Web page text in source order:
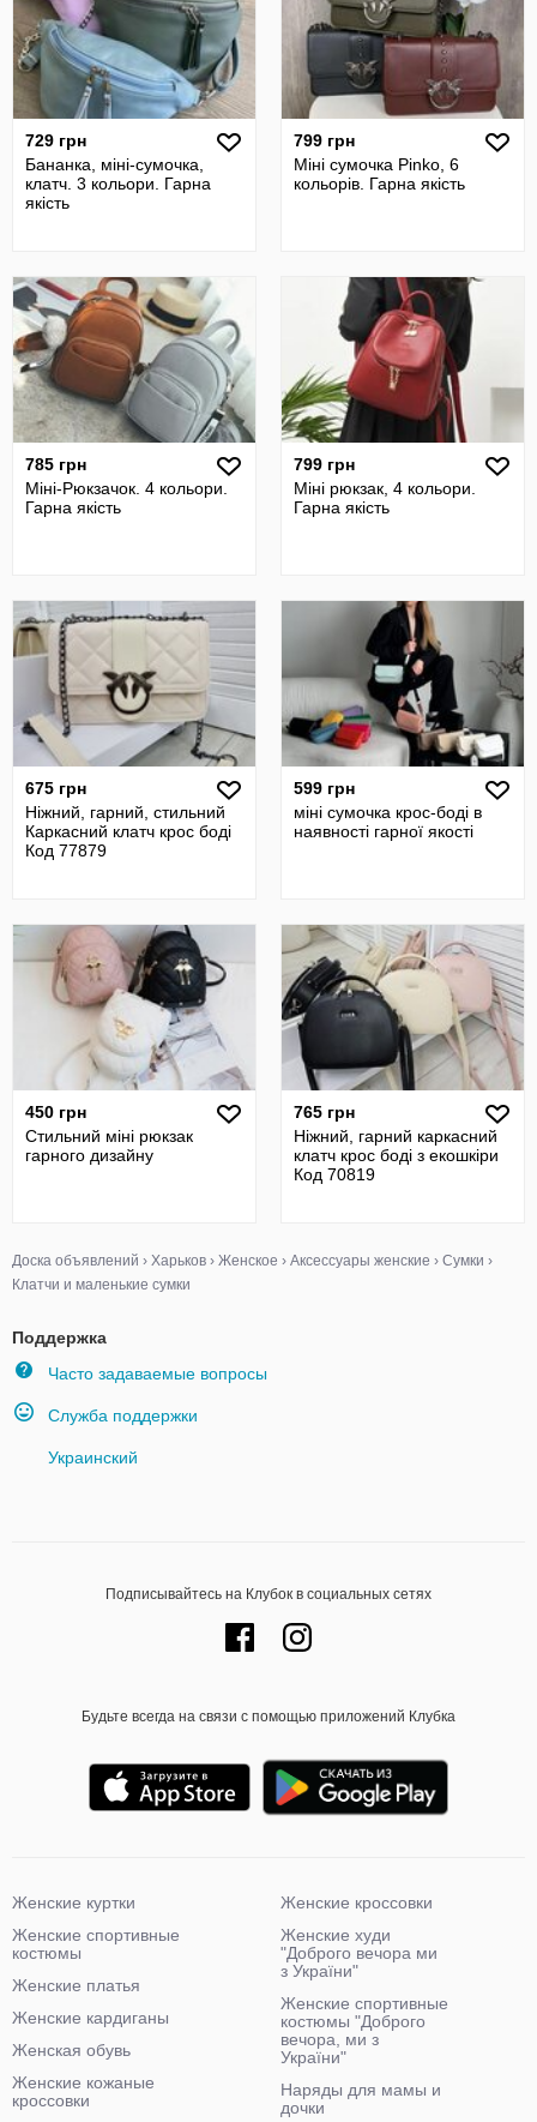
729 грн
Бананка, міні-сумочка,
клатч. 3 кольори. Гарна
якість
799 грн
Міні сумочка Pinko, 6
кольорів. Гарна якість
785 грн
Міні-Рюкзачок. 4 кольори.
Гарна якість
799 грн
Міні рюкзак, 4 кольори.
Гарна якість
675 грн
Ніжний, гарний, стильний
Каркасний клатч крос боді
Код 77879
599 грн
міні сумочка крос-боді в
наявності гарної якості
450 грн
Стильний міні рюкзак
гарного дизайну
765 грн
Ніжний, гарний каркасний
клатч крос боді з екошкіри
Код 70819
Доска объявлений › Харьков › Женское › Аксессуары женские › Сумки ›
Клатчи и маленькие сумки
Поддержка
Часто задаваемые вопросы
Служба поддержки
Украинский
Подписывайтесь на Клубок в социальных сетях
Будьте всегда на связи с помощью приложений Клубка
Женские куртки
Женские спортивные
костюмы
Женские платья
Женские кардиганы
Женская обувь
Женские кожаные
кроссовки
Женские кроссовки
Женские худи
"Доброго вечора ми
з України"
Женские спортивные
костюмы "Доброго
вечора, ми з
України"
Наряды для мамы и
дочки